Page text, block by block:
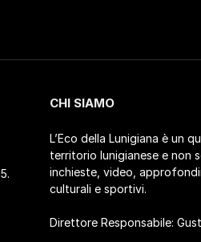
CHI SIAMO
L’Eco della Lunigiana è un
territorio lunigianese e non
inchieste, video,
culturali e sportivi.
Direttore Responsabile: